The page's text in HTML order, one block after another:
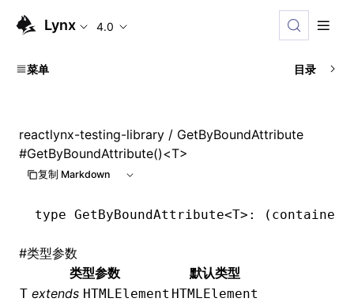
Lynx 4.0
菜单 目录
reactlynx-testing-library / GetByBoundAttribute
#GetByBoundAttribute()<T>
复制 Markdown
type GetByBoundAttribute<T>: (container:
#类型参数
类型参数
默认类型
T extends HTMLElement HTMLElement